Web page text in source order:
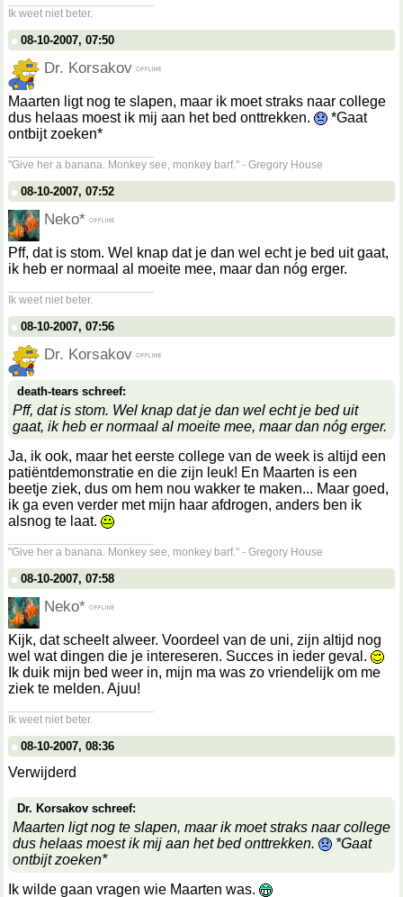
Ik weet niet beter.
08-10-2007, 07:50
Dr. Korsakov
Maarten ligt nog te slapen, maar ik moet straks naar college
dus helaas moest ik mij aan het bed onttrekken.
*Gaat
ontbijt zoeken*
"Give her a banana. Monkey see, monkey barf." - Gregory House
08-10-2007, 07:52
Neko*
Pff, dat is stom. Wel knap dat je dan wel echt je bed uit gaat,
ik heb er normaal al moeite mee, maar dan nóg erger.
Ik weet niet beter.
08-10-2007, 07:56
Dr. Korsakov
death-tears schreef:
Pff, dat is stom. Wel knap dat je dan wel echt je bed uit
gaat, ik heb er normaal al moeite mee, maar dan nóg erger.
Ja, ik ook, maar het eerste college van de week is altijd een
patiëntdemonstratie en die zijn leuk! En Maarten is een
beetje ziek, dus om hem nou wakker te maken... Maar goed,
ik ga even verder met mijn haar afdrogen, anders ben ik
alsnog te laat.
"Give her a banana. Monkey see, monkey barf." - Gregory House
08-10-2007, 07:58
Neko*
Kijk, dat scheelt alweer. Voordeel van de uni, zijn altijd nog
wel wat dingen die je intereseren. Succes in ieder geval.
Ik duik mijn bed weer in, mijn ma was zo vriendelijk om me
ziek te melden. Ajuu!
Ik weet niet beter.
08-10-2007, 08:36
Verwijderd
Dr. Korsakov schreef:
Maarten ligt nog te slapen, maar ik moet straks naar college
dus helaas moest ik mij aan het bed onttrekken.
*Gaat
ontbijt zoeken*
Ik wilde gaan vragen wie Maarten was.